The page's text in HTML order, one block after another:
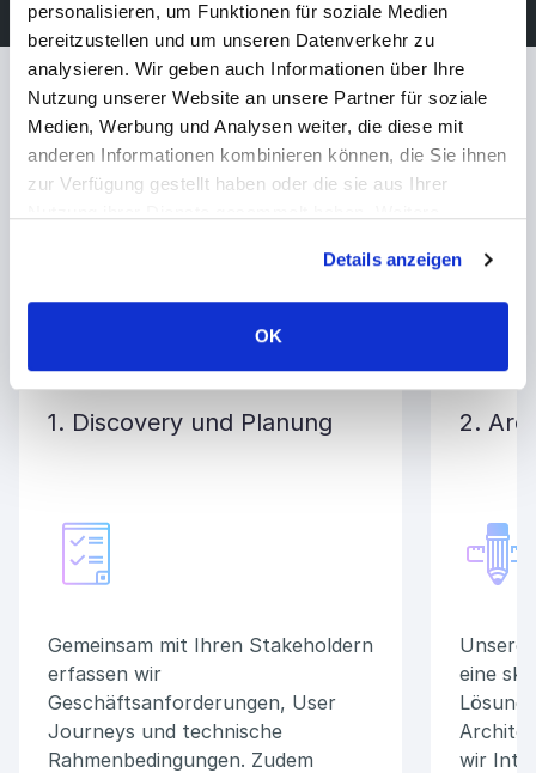
personalisieren, um Funktionen für soziale Medien
bereitzustellen und um unseren Datenverkehr zu
analysieren. Wir geben auch Informationen über Ihre
Nutzung unserer Website an unsere Partner für soziale
Medien, Werbung und Analysen weiter, die diese mit
anderen Informationen kombinieren können, die Sie ihnen
zur Verfügung gestellt haben oder die sie aus Ihrer
Details anzeigen
OK
Unser Sitecore-
Entwicklungsprozess
Ansatz für die Sitecore-OrderCloud-Entwicklung, der
in jeder Phase Qualität, Sicherheit und
Vorhersagbarkeit sicherstellt.
1. Discovery und Planung
Gemeinsam mit Ihren Stakeholdern
erfassen wir
Geschäftsanforderungen, User
Journeys und technische
Rahmenbedingungen. Zudem
2.
Unsere
eine
Lösung
wir